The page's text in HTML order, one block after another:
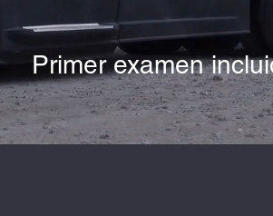
Primer examen